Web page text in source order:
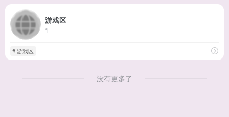
游戏区
1
# 游戏区
没有更多了